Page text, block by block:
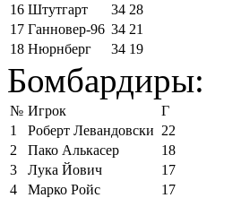
16 Штутгарт 34 28
17 Ганновер-96 34 21
18 Нюрнберг 34 19
Бомбардиры:
№ Игрок
Г
1
Роберт Левандовски 22
2
Пако Алькасер
18
3
Лука Йович
17
4
Марко Ройс
17